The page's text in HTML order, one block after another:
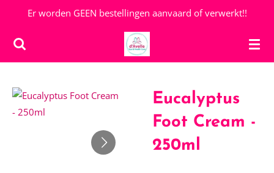
naar
de
Er worden GEEN bestellingen aanvaard of verwerkt!!
Eucalyptus
Foot Cream -
250ml